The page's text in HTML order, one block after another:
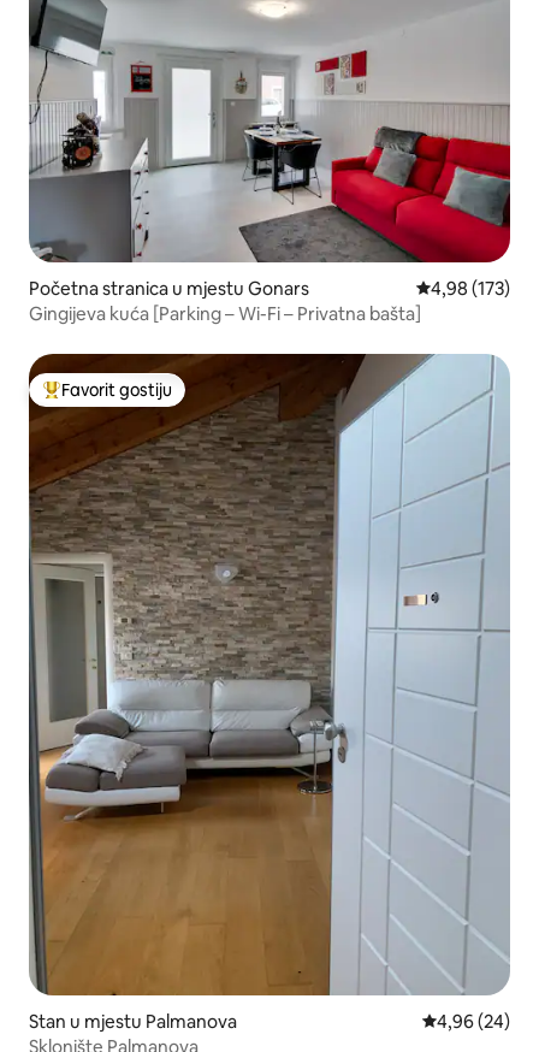
Početna stranica u mjestu Gonars prosječna
4,98 (173)
Gingijeva kuća [Parking – Wi-Fi – Privatna bašta]
Glavni favorit gostiju
Favorit gostiju
Stan u mjestu Palmanova prosječna
4,96 (24)
Sklonište Palmanova